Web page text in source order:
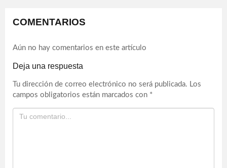
COMENTARIOS
Aún no hay comentarios en este artículo
Deja una respuesta
Tu dirección de correo electrónico no será publicada. Los
campos obligatorios están marcados con *